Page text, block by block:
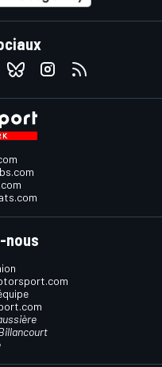
nous